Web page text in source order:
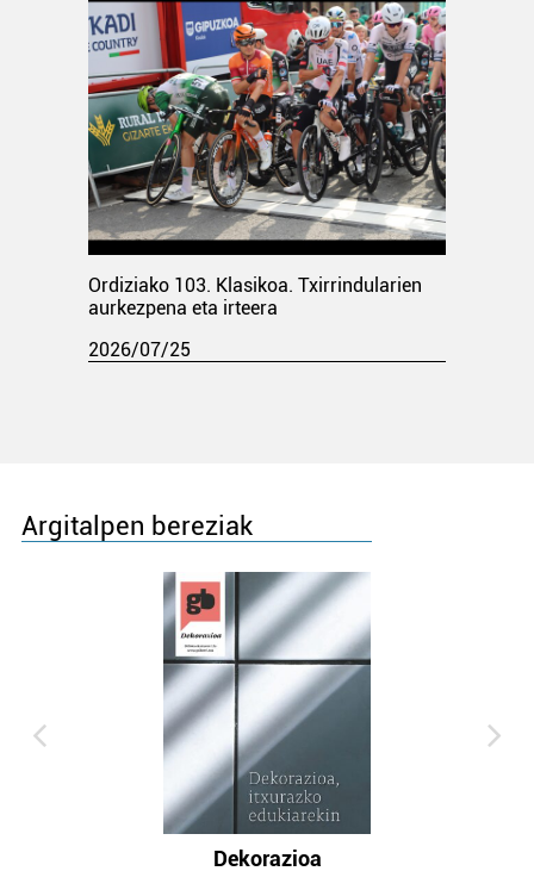
Ordiziako 103. Klasikoa. Txirrindularien
aurkezpena eta irteera
2026/07/25
Argitalpen bereziak
Dekorazioa